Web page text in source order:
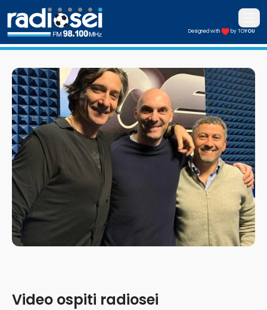
Radiosei 98.100 FM
Apri
Designed with by TOYOU
Video ospiti radiosei